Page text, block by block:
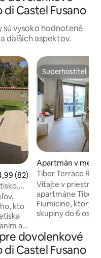
Castel Fusano
vysoko hodnotené
ďalších aspektov.
ohodnotenie 4,99
(82)
kto
a
Superhostiteľ
Superhostiteľ
Apartmán v
ra
Tiber Terrace
parkovanie a
Vitajte v
apartmáne Tiber
Fiumicine, ktorý
skupiny do 6
izbe, inteligentnú
a dve kúpeľne, z
súkromná. Veľký
dovolenkové
Castel Fusano